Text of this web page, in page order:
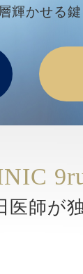
輝かせる鍵
医師が